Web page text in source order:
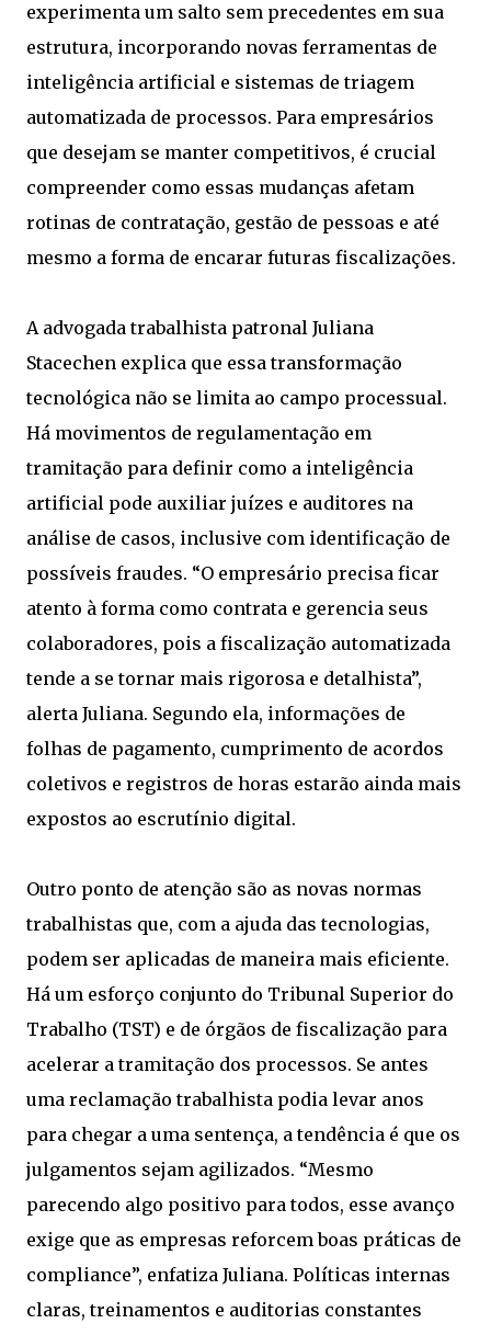
experimenta um salto sem precedentes em sua
estrutura, incorporando novas ferramentas de
inteligência artificial e sistemas de triagem
automatizada de processos. Para empresários
que desejam se manter competitivos, é crucial
compreender como essas mudanças afetam
rotinas de contratação, gestão de pessoas e até
mesmo a forma de encarar futuras fiscalizações.
A advogada trabalhista patronal Juliana
Stacechen explica que essa transformação
tecnológica não se limita ao campo processual.
Há movimentos de regulamentação em
tramitação para definir como a inteligência
artificial pode auxiliar juízes e auditores na
análise de casos, inclusive com identificação de
possíveis fraudes. “O empresário precisa ficar
atento à forma como contrata e gerencia seus
colaboradores, pois a fiscalização automatizada
tende a se tornar mais rigorosa e detalhista”,
alerta Juliana. Segundo ela, informações de
folhas de pagamento, cumprimento de acordos
coletivos e registros de horas estarão ainda mais
expostos ao escrutínio digital.
Outro ponto de atenção são as novas normas
trabalhistas que, com a ajuda das tecnologias,
podem ser aplicadas de maneira mais eficiente.
Há um esforço conjunto do Tribunal Superior do
Trabalho (TST) e de órgãos de fiscalização para
acelerar a tramitação dos processos. Se antes
uma reclamação trabalhista podia levar anos
para chegar a uma sentença, a tendência é que os
julgamentos sejam agilizados. “Mesmo
parecendo algo positivo para todos, esse avanço
exige que as empresas reforcem boas práticas de
compliance”, enfatiza Juliana. Políticas internas
claras, treinamentos e auditorias constantes